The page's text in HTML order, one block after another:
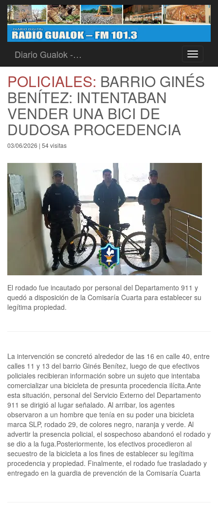
Toggle
Diario Gualok -…
POLICIALES: BARRIO GINÉS
BENÍTEZ: INTENTABAN
VENDER UNA BICI DE
DUDOSA PROCEDENCIA
03/06/2026 | 54 visitas
El rodado fue incautado por personal del Departamento 911 y
quedó a disposición de la Comisaría Cuarta para establecer su
legítima propiedad.
La intervención se concretó alrededor de las 16 en calle 40, entre
calles 11 y 13 del barrio Ginés Benítez, luego de que efectivos
policiales recibieran información sobre un sujeto que intentaba
comercializar una bicicleta de presunta procedencia ilícita.Ante
esta situación, personal del Servicio Externo del Departamento
911 se dirigió al lugar señalado. Al arribar, los agentes
observaron a un hombre que tenía en su poder una bicicleta
marca SLP, rodado 29, de colores negro, naranja y verde. Al
advertir la presencia policial, el sospechoso abandonó el rodado y
se dio a la fuga.Posteriormente, los efectivos procedieron al
secuestro de la bicicleta a los fines de establecer su legítima
procedencia y propiedad. Finalmente, el rodado fue trasladado y
entregado en la guardia de prevención de la Comisaría Cuarta